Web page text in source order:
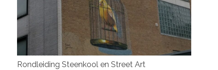
Rondleiding Steenkool en Street Art